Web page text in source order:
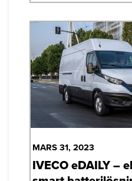
MARS 31, 2023
IVECO eDAILY –